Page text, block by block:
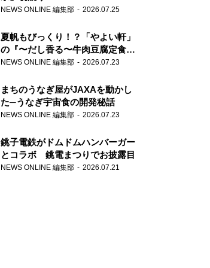
NEWS ONLINE 編集部 2026.07.25
夏帆もびっくり！？「やよい軒」
の『〜だし香る〜牛肉豆腐定食』
が香り高すぎる
NEWS ONLINE 編集部 2026.07.23
まちのうなぎ屋がJAXAを動かし
た─うなぎ宇宙食の開発秘話
NEWS ONLINE 編集部 2026.07.23
銚子電鉄がドムドムハンバーガー
とコラボ 銚電まつりでお披露目
NEWS ONLINE 編集部 2026.07.21